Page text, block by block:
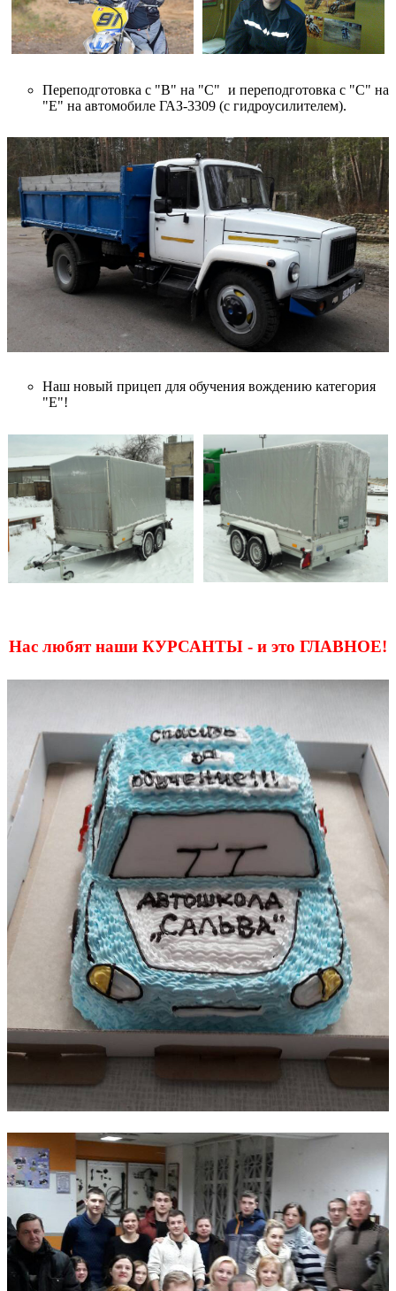
Переподготовка с "В" на "С" и переподготовка с "С" на
"Е" на автомобиле ГАЗ-3309 (с гидроусилителем).
Наш новый прицеп для обучения вождению категория
"Е"!
Нас любят наши КУРСАНТЫ - и это ГЛАВНОЕ!